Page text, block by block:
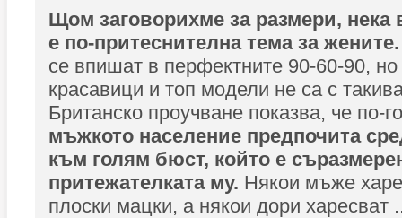
Щом заговорихме за размери, нека
е по-притеснителна тема за
се впишат в перфектните 90-60-90,
красавици и топ модели не са с
Британско проучване показва, че по-
мъжкото население предпочита
към голям бюст, който е
притежателката му. Някои мъже
плоски мацки, а някои дори харесват